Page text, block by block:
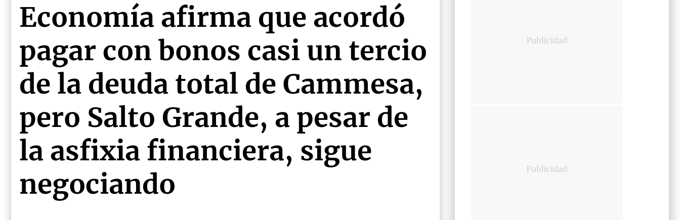
Economía afirma que acordó
pagar con bonos casi un tercio
de la deuda total de Cammesa,
pero Salto Grande, a pesar de
la asfixia financiera, sigue
negociando